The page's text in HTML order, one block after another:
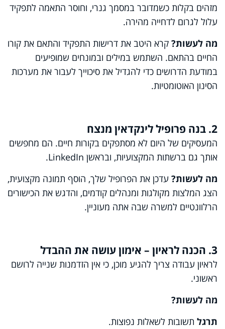
מזהים בקלות כשמדובר במסמך גנרי, וחוסר התאמה לתפקיד
עלול לגרום לדחייה מהירה.
מה לעשות? קרא היטב את דרישות התפקיד והתאם את קורות
החיים בהתאם. השתמש במילים ובמונחים שמופיעים
במודעת הדרושים כדי להגדיל את סיכוייך לעבור את מערכות
הסינון האוטומטיות.
2. בנה פרופיל לינקדאין מנצח
המעסיקים של היום לא מסתפקים בקורות חיים. הם מחפשים
אותך גם ברשתות המקצועיות, ובראשן LinkedIn
.
מה לעשות? עדכן את הפרופיל שלך, הוסף תמונה מקצועית,
הצג המלצות מקולגות ומנהלים קודמים, והדגש את הכישורים
הרלוונטיים למשרה שבה אתה מעוניין.
3. הכנה לראיון – אימון עושה את ההבדל
לראיון עבודה צריך להגיע מוכן, כי אין הזדמנות שנייה לרושם
ראשוני.
מה לעשות?
תרגל תשובות לשאלות נפוצות.